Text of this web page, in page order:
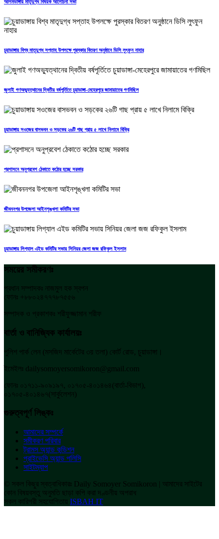
আলমডাঙ্গায় মাতৃদুগ্ধ বিষয়ক আলোচনা সভা
চুয়াডাঙ্গায় বিশ্ব মাতৃদুগ্ধ সপ্তাহ উপলক্ষে পুরস্কার বিতরণ অনুষ্ঠানে ডিসি লুৎফুন নাহার
জুলাই গণঅভ্যুত্থানের দ্বিতীয় বর্ষপূর্তিতে চুয়াডাঙ্গা-মেহেরপুরে জামায়াতের গণমিছিল
চুয়াডাঙ্গায় সওজের বাসভবন ও সড়কের ২৬টি গাছ প্রায় ৫ লাখে নিলামে বিক্রি
প্রশাসনে অনুপ্রবেশ ঠেকাতে কঠোর হচ্ছে সরকার
জীবননগর উপজেলা আইনশৃঙ্খলা কমিটির সভা
চুয়াডাঙ্গায় লিগ্যাল এইড কমিটির সভায় সিনিয়র জেলা জজ রফিকুল ইসলাম
সময়ের সমীকরণঃ
প্রধান সম্পাদকঃ নাজমুল হক স্বপন
ফোনঃ +৮৮০২৪৭৭৭৮৭৫৫৬
সম্পাদক ও প্রকাশকঃ শরীফুজ্জামান শরীফ
বার্তা ও বানিজ্যিক কার্যালয়ঃ
পুলিশ পার্ক লেন (মসজিদ মার্কেটের ৩য় তলা) কোর্ট রোড, চুয়াডাঙ্গা।
ইমেইলঃ dailysomoyersomikoron@gmail.com
ফোনঃ ০১৭১১-৯০৯১৯৭, ০১৭০৫-৪০১৪৬৪(বার্তা-বিভাগ),
০১৭০৫-৪০১৪৬৭(সার্কুলেশন)
গুরুত্বপূর্ণ লিঙ্কঃ
আমাদের সম্পর্কে
সমীকরণ পরিবার
ট্রামস অ্যান্ড কন্ডিশন
প্রাইভেসি অ্যান্ড পলিসি
সাইটম্যাপ
© সকল কিছুর স্বত্বাধিকারঃ Daily Somoyer Somikoron | আমাদের সাইটের
কোন বিষয়বস্তু অনুমতি ছাড়া কপি করা দণ্ডনীয় অপরাধ
সকল কারিগরী সহযোগিতায় ISBAH IT